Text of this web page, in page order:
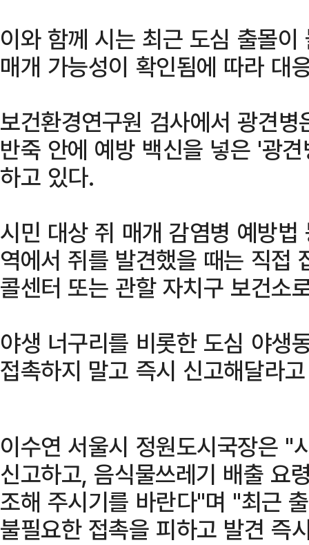
이와 함께 시는 최근 도심 출몰
매개 가능성이 확인됨에 따라 대
보건환경연구원 검사에서 광견
반죽 안에 예방 백신을 넣은 '광
하고 있다.
시민 대상 쥐 매개 감염병 예방
역에서 쥐를 발견했을 때는 직접
콜센터 또는 관할 자치구 보건소
야생 너구리를 비롯한 도심 야생
접촉하지 말고 즉시 신고해달라
이수연 서울시 정원도시국장은 "
신고하고, 음식물쓰레기 배출 요
조해 주시기를 바란다"며 "최근
불필요한 접촉을 피하고 발견 즉